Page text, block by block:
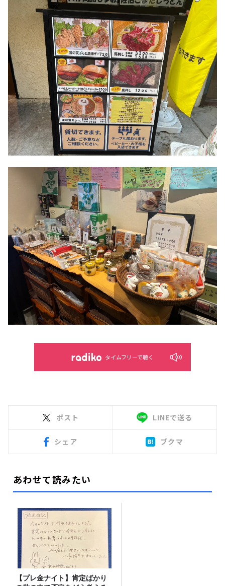
タイムフリーで聴く
ポスト LINEで送る
シェア ブクマ
あわせて読みたい
【プレ金ナイト】肯定ばかり